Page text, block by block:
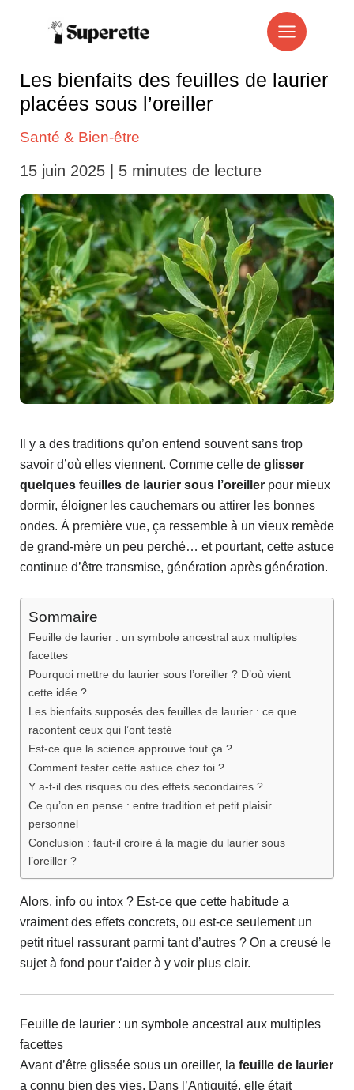
Les bienfaits des feuilles de laurier
placées sous l’oreiller
Santé & Bien-être
15 juin 2025 5 minutes de lecture
Il y a des traditions qu’on entend souvent sans trop
savoir d’où elles viennent. Comme celle de glisser
quelques feuilles de laurier sous l’oreillerpour mieux
dormir, éloigner les cauchemars ou attirer les bonnes
ondes. À première vue, ça ressemble à un vieux remède
de grand-mère un peu perché… et pourtant, cette astuce
continue d’être transmise, génération après génération.
Sommaire
Feuille de laurier : un symbole ancestral aux multiples
facettes
Pourquoi mettre du laurier sous l’oreiller ? D’où vient
cette idée ?
Les bienfaits supposés des feuilles de laurier : ce que
racontent ceux qui l’ont testé
Est-ce que la science approuve tout ça ?
Comment tester cette astuce chez toi ?
Y a-t-il des risques ou des effets secondaires ?
Ce qu’on en pense : entre tradition et petit plaisir
personnel
Conclusion : faut-il croire à la magie du laurier sous
l’oreiller ?
Alors, info ou intox ? Est-ce que cette habitude a
vraiment des effets concrets, ou est-ce seulement un
petit rituel rassurant parmi tant d’autres ? On a creusé le
sujet à fond pour t’aider à y voir plus clair.
Feuille de laurier : un symbole ancestral aux multiples
facettes
Avant d’être glissée sous un oreiller, la feuille de laurier
a connu bien des vies. Dans l’Antiquité, elle était